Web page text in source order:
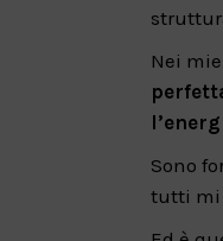
Nei
Sono
tutti mi